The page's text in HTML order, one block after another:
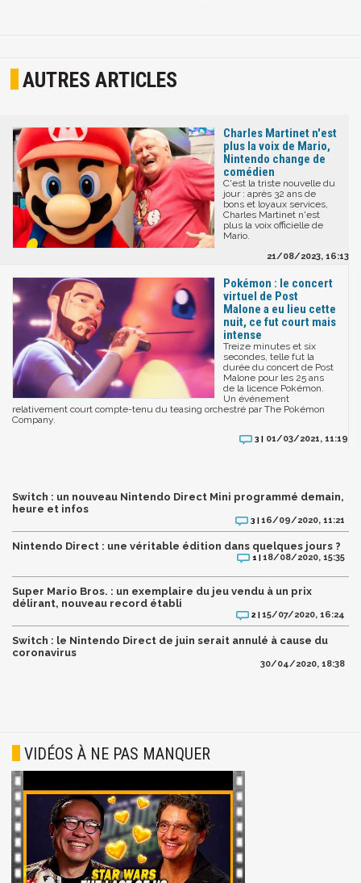
AUTRES ARTICLES
Charles Martinet n'est
plus la voix de Mario,
Nintendo change de
comédien
C'est la triste nouvelle du
jour : après 32 ans de
bons et loyaux services,
Charles Martinet n'est
plus la voix officielle de
Mario.
21/08/2023, 16:13
Pokémon : le concert
virtuel de Post
Malone a eu lieu cette
nuit, ce fut court mais
intense
Treize minutes et six
secondes, telle fut la
durée du concert de Post
Malone pour les 25 ans
de la licence Pokémon.
Un événement
relativement court compte-tenu du teasing orchestré par The Pokémon
Company.
3 | 01/03/2021, 11:19
Switch : un nouveau Nintendo Direct Mini programmé demain,
heure et infos
3 |16/09/2020, 11:21
Nintendo Direct : une véritable édition dans quelques jours ?
1 |18/08/2020, 15:35
Super Mario Bros. : un exemplaire du jeu vendu à un prix
délirant, nouveau record établi
2 |15/07/2020, 16:24
Switch : le Nintendo Direct de juin serait annulé à cause du
coronavirus
30/04/2020, 18:38
VIDÉOS À NE PAS MANQUER